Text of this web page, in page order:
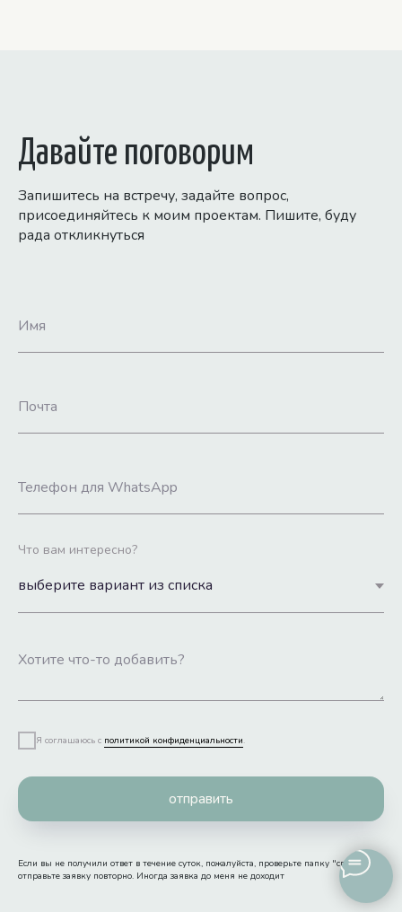
Давайте поговорим
Запишитесь на встречу, задайте вопрос,
присоединяйтесь к моим проектам. Пишите, буду
рада откликнуться
Что вам интересно?
Я соглашаюсь с политикой конфиденциальности.
отправить
Если вы не получили ответ в течение суток, пожалуйста, проверьте папку "спам" или
отправьте заявку повторно. Иногда заявка до меня не доходит